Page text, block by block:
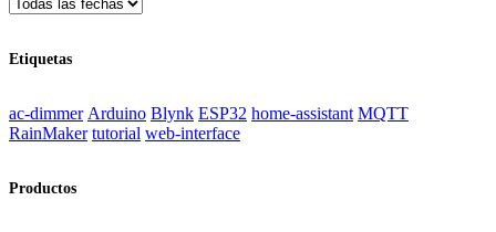
Etiquetas
ac-dimmer Arduino Blynk ESP32 home-assistant MQTT
RainMaker tutorial web-interface
Productos